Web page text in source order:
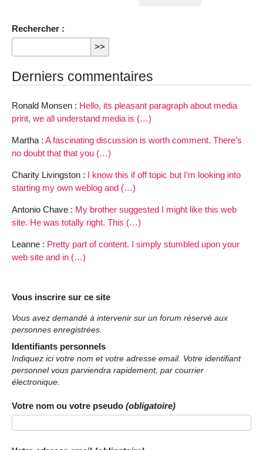
Rechercher :
Derniers commentaires
Ronald Monsen : Hello, its pleasant paragraph about media
print, we all understand media is (…)
Martha : A fascinating discussion is worth comment. There’s
no doubt that that you (…)
Charity Livingston : I know this if off topic but I’m looking into
starting my own weblog and (…)
Antonio Chave : My brother suggested I might like this web
site. He was totally right. This (…)
Leanne : Pretty part of content. I simply stumbled upon your
web site and in (…)
Vous inscrire sur ce site
Vous avez demandé à intervenir sur un forum réservé aux
personnes enregistrées.
Identifiants personnels
Indiquez ici votre nom et votre adresse email. Votre identifiant
personnel vous parviendra rapidement, par courrier
électronique.
Votre nom ou votre pseudo (obligatoire)